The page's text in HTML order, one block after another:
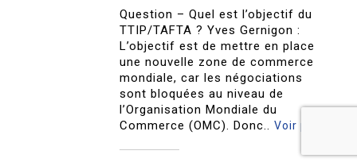
Question – Quel est l’objectif du
TTIP/TAFTA ? Yves Gernigon :
L’objectif est de mettre en place
une nouvelle zone de commerce
mondiale, car les négociations
sont bloquées au niveau de
l’Organisation Mondiale du
Commerce (OMC). Donc..Voir plus